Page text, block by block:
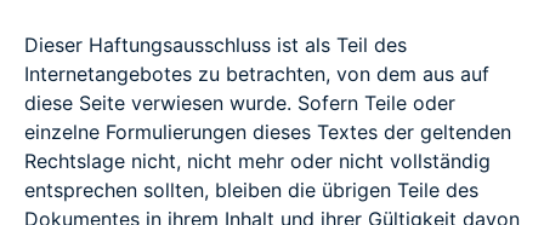
Dieser Haftungsausschluss ist als Teil des
Internetangebotes zu betrachten, von dem aus auf
diese Seite verwiesen wurde. Sofern Teile oder
einzelne Formulierungen dieses Textes der geltenden
Rechtslage nicht, nicht mehr oder nicht vollständig
entsprechen sollten, bleiben die übrigen Teile des
Dokumentes in ihrem Inhalt und ihrer Gültigkeit davon